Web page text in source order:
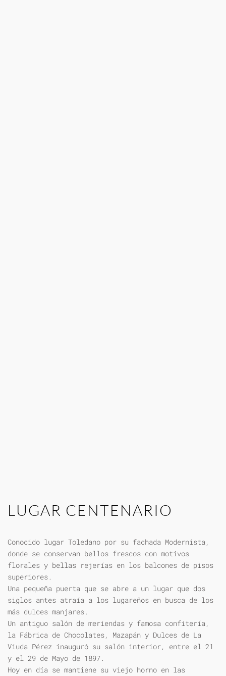
LUGAR CENTENARIO
Conocido lugar Toledano por su fachada Modernista,
donde se conservan bellos frescos con motivos
florales y bellas rejerías en los balcones de pisos
superiores.
Una pequeña puerta que se abre a un lugar que dos
siglos antes atraía a los lugareños en busca de los
más dulces manjares.
Un antiguo salón de meriendas y famosa confitería,
la Fábrica de Chocolates, Mazapán y Dulces de La
Viuda Pérez inauguró su salón interior, entre el 21
y el 29 de Mayo de 1897.
Hoy en día se mantiene su viejo horno en las